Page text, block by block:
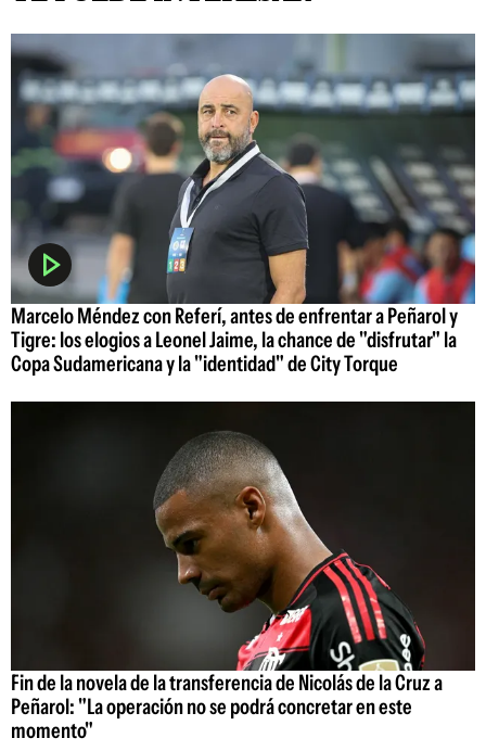
Marcelo Méndez con Referí, antes de enfrentar a Peñarol y
Tigre: los elogios a Leonel Jaime, la chance de "disfrutar" la
Copa Sudamericana y la "identidad" de City Torque
Fin de la novela de la transferencia de Nicolás de la Cruz a
Peñarol: "La operación no se podrá concretar en este
momento"